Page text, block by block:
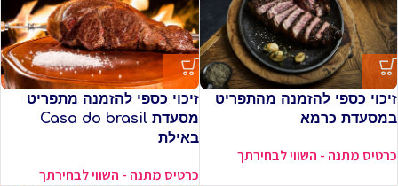
זיכוי כספי להזמנה מהתפריט
במסעדת כרמא
כרטיס מתנה - השווי לבחירתך
זיכוי כספי להזמנה מתפריט
מסעדת Casa do brasil
באילת
כרטיס מתנה - השווי לבחירתך